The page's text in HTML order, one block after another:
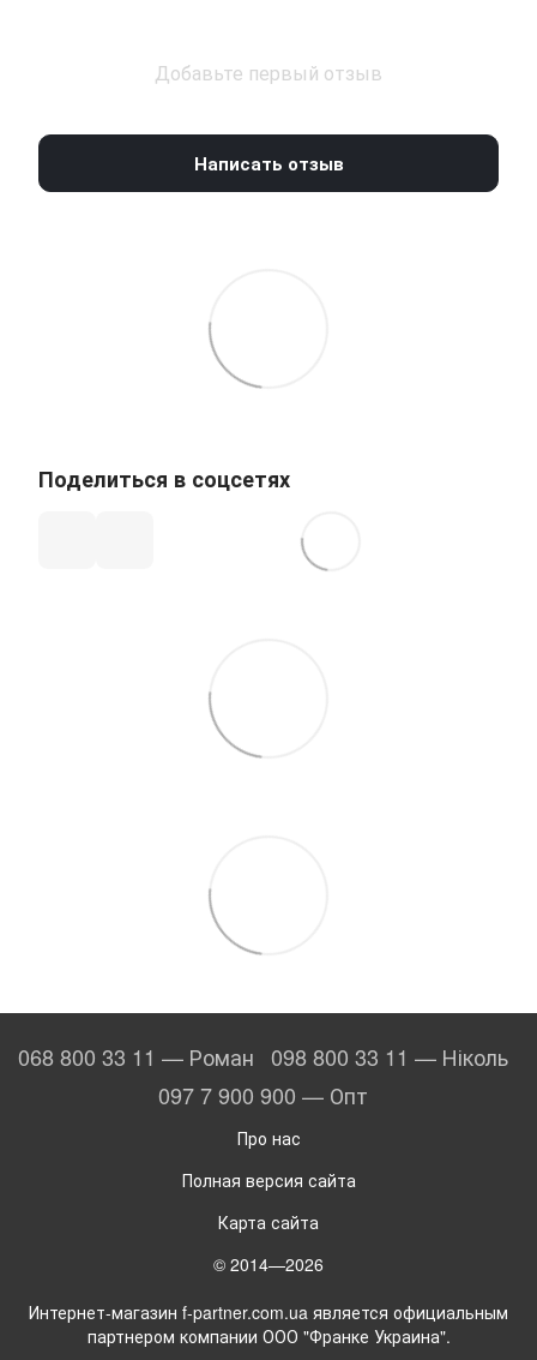
Добавьте первый отзыв
Написать отзыв
Поделиться в соцсетях
068 800 33 11 — Роман 098 800 33 11 — Ніколь
097 7 900 900 — Опт
Про нас
Полная версия сайта
Карта сайта
© 2014—2026
Интернет-магазин f-partner.com.ua является официальным
партнером компании ООО "Франке Украина".